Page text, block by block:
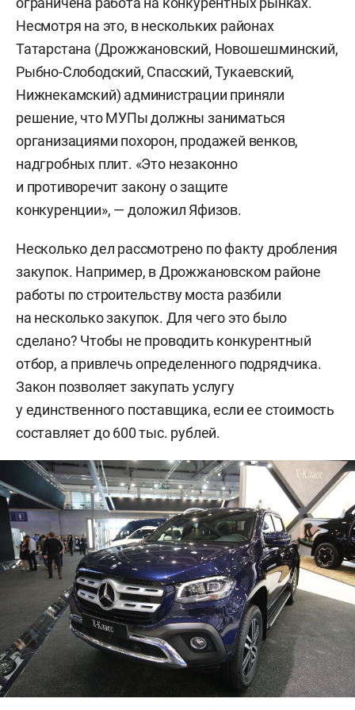
Несмотря на это, в нескольких районах
Татарстана (Дрожжановский, Новошешминский,
Рыбно-Слободский, Спасский, Тукаевский,
Нижнекамский) администрации приняли
решение, что МУПы должны заниматься
организациями похорон, продажей венков,
надгробных плит. «Это незаконно
и противоречит закону о защите
конкуренции», — доложил Яфизов.
Несколько дел рассмотрено по факту дробления
закупок. Например, в Дрожжановском районе
работы по строительству моста разбили
на несколько закупок. Для чего это было
сделано? Чтобы не проводить конкурентный
отбор, а привлечь определенного подрядчика.
Закон позволяет закупать услугу
у единственного поставщика, если ее стоимость
составляет до 600 тыс. рублей.